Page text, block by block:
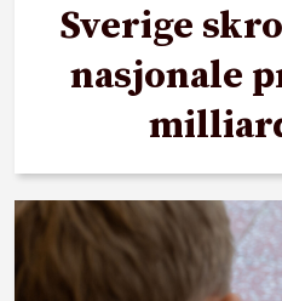
Sverige
nasjonale